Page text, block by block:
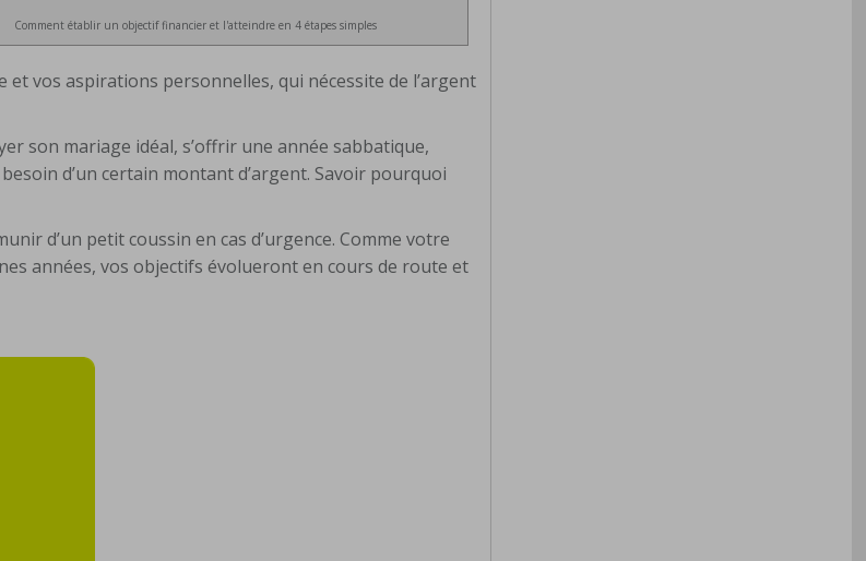
Comment établir un objectif financier et l'atteindre en 4 étapes simples
vos aspirations personnelles, qui nécessite de l’argent
son mariage idéal, s’offrir une année sabbatique,
d’un certain montant d’argent. Savoir pourquoi
d’un petit coussin en cas d’urgence. Comme votre
années, vos objectifs évolueront en cours de route et